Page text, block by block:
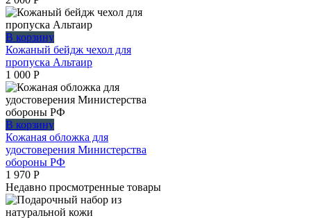
В корзину
Кожаный бейдж чехол для
пропуска Альтаир
1 000 Р
В корзину
Кожаная обложка для
удостоверения Министерства
обороны РФ
1 970 Р
Недавно просмотренные товары